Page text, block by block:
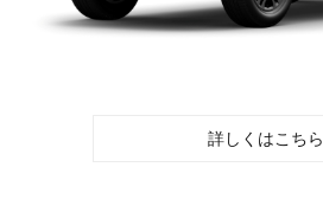
詳しくはこちら